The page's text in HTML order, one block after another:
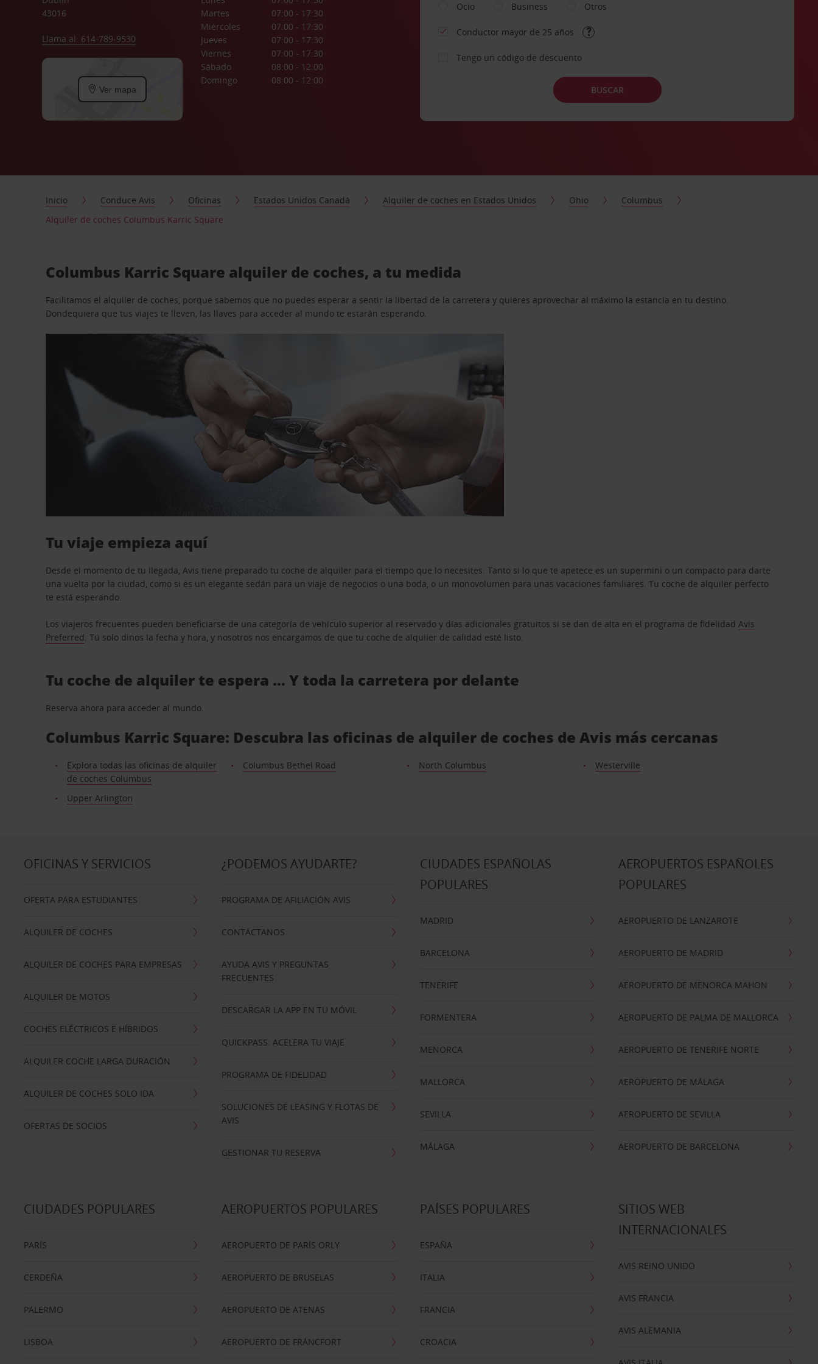
43016
Llama al: 614-789-9530
Ver mapa
Martes
07:00 - 17:30
Miércoles
07:00 - 17:30
Jueves
07:00 - 17:30
Viernes
07:00 - 17:30
Sábado
08:00 - 12:00
Domingo
08:00 - 12:00
Ocio
Business Otros
Conductor mayor de 25 años
Tengo un código de descuento
BUSCAR
Inicio Conduce Avis Oficinas Estados Unidos Canadá Alquiler de coches en Estados Unidos Ohio
Columbus
Alquiler de coches Columbus Karric Square
Columbus Karric Square alquiler de coches, a tu medida
Facilitamos el alquiler de coches, porque sabemos que no puedes esperar a sentir la libertad de la carretera y quieres aprovechar al máximo la estancia en tu destino.
Dondequiera que tus viajes te lleven, las llaves para acceder al mundo te estarán esperando.
Tu viaje empieza aquí
Desde el momento de tu llegada, Avis tiene preparado tu coche de alquiler para el tiempo que lo necesites. Tanto si lo que te apetece es un supermini o un compacto para darte
una vuelta por la ciudad, como si es un elegante sedán para un viaje de negocios o una boda, o un monovolumen para unas vacaciones familiares. Tu coche de alquiler perfecto
te está esperando.
Los viajeros frecuentes pueden beneficiarse de una categoría de vehículo superior al reservado y días adicionales gratuitos si se dan de alta en el programa de fidelidadAvis
Preferred. Tú solo dinos la fecha y hora, y nosotros nos encargamos de que tu coche de alquiler de calidad esté listo.
Tu coche de alquiler te espera … Y toda la carretera por delante
Reserva ahora para acceder al mundo.
Columbus Karric Square: Descubra las oficinas de alquiler de coches de Avis más cercanas
Explora todas las oficinas de alquiler
de coches Columbus
Columbus Bethel Road North Columbus Westerville
Upper Arlington
OFICINAS Y SERVICIOS
OFERTA PARA ESTUDIANTES
ALQUILER DE COCHES
ALQUILER DE COCHES PARA EMPRESAS
ALQUILER DE MOTOS
COCHES ELÉCTRICOS E HÍBRIDOS
ALQUILER COCHE LARGA DURACIÓN
ALQUILER DE COCHES SOLO IDA
OFERTAS DE SOCIOS
¿PODEMOS AYUDARTE?
PROGRAMA DE AFILIACIÓN AVIS
CONTÁCTANOS
AYUDA AVIS Y PREGUNTAS
FRECUENTES
DESCARGAR LA APP EN TU MÓVIL
QUICKPASS: ACELERA TU VIAJE
PROGRAMA DE FIDELIDAD
SOLUCIONES DE LEASING Y FLOTAS DE
AVIS
GESTIONAR TU RESERVA
CIUDADES ESPAÑOLAS
POPULARES
MADRID
BARCELONA
TENERIFE
FORMENTERA
MENORCA
MALLORCA
SEVILLA
MÁLAGA
AEROPUERTOS ESPAÑOLES
POPULARES
AEROPUERTO DE LANZAROTE
AEROPUERTO DE MADRID
AEROPUERTO DE MENORCA MAHON
AEROPUERTO DE PALMA DE MALLORCA
AEROPUERTO DE TENERIFE NORTE
AEROPUERTO DE MÁLAGA
AEROPUERTO DE SEVILLA
AEROPUERTO DE BARCELONA
CIUDADES POPULARES
PARÍS
CERDEÑA
PALERMO
LISBOA
AEROPUERTOS POPULARES
AEROPUERTO DE PARÍS ORLY
AEROPUERTO DE BRUSELAS
AEROPUERTO DE ATENAS
AEROPUERTO DE FRÁNCFORT
PAÍSES POPULARES
ESPAÑA
ITALIA
FRANCIA
CROACIA
SITIOS WEB
INTERNACIONALES
AVIS REINO UNIDO
AVIS FRANCIA
AVIS ALEMANIA